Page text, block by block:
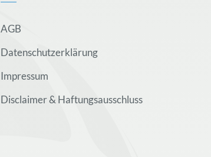
AGB
Datenschutzerklärung
Impressum
Disclaimer & Haftungsausschluss